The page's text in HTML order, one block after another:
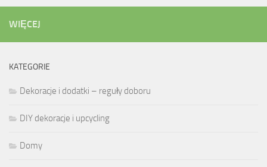
WIĘCEJ
KATEGORIE
Dekoracje i dodatki – reguły doboru
DIY dekoracje i upcycling
Domy